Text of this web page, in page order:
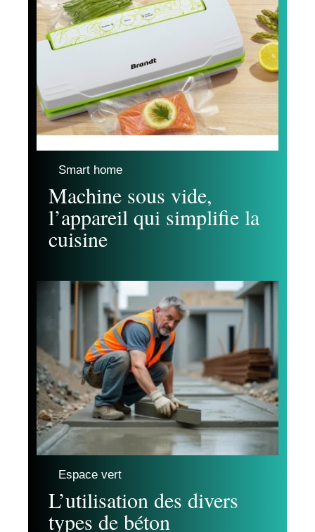
Smart home
Machine sous vide,
l’appareil qui simplifie la
cuisine
Espace vert
L’utilisation des divers
types de béton